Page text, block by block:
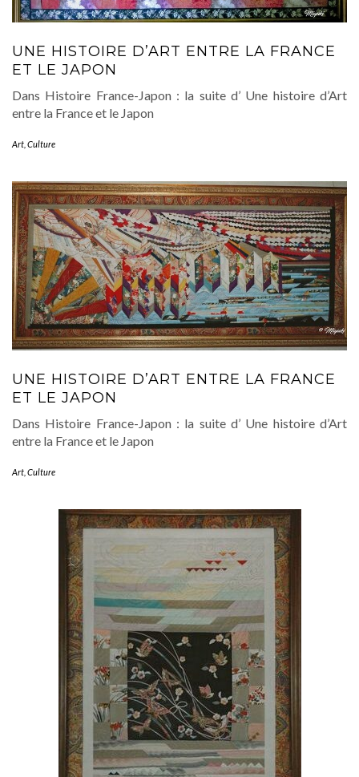
UNE HISTOIRE D’ART ENTRE LA FRANCE
ET LE JAPON
Dans Histoire France-Japon : la suite d’ Une histoire d’Art
entre la France et le Japon
Art Culture
UNE HISTOIRE D’ART ENTRE LA FRANCE
ET LE JAPON
Dans Histoire France-Japon : la suite d’ Une histoire d’Art
entre la France et le Japon
Art Culture